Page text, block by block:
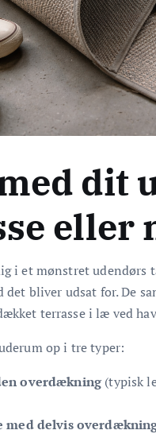
dit
eller
i et mønstret udendørs
det bliver udsat for. De
terrasse i læ ved
op i tre typer:
overdækning(typisk
med delvis